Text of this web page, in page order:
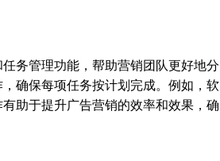
务管理功能，帮助营销团队更好地分
确保每项任务按计划完成。例如，软
助于提升广告营销的效率和效果，确